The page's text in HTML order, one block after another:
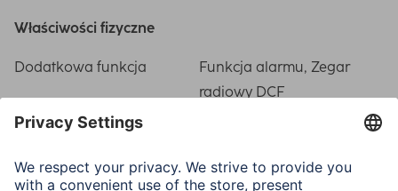
Właściwości fizyczne
Dodatkowa funkcja
Funkcja alarmu, Zegar
radiowy DCF
Dokładność pomiaru
wilgotności powietrza